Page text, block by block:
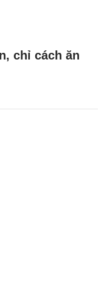
chỉ cách ăn